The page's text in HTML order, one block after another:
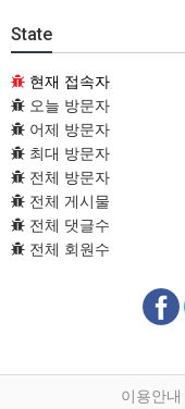
State
현재 접속자
오늘 방문자
어제 방문자
최대 방문자
전체 방문자
전체 게시물
전체 댓글수
전체 회원수
이용안내